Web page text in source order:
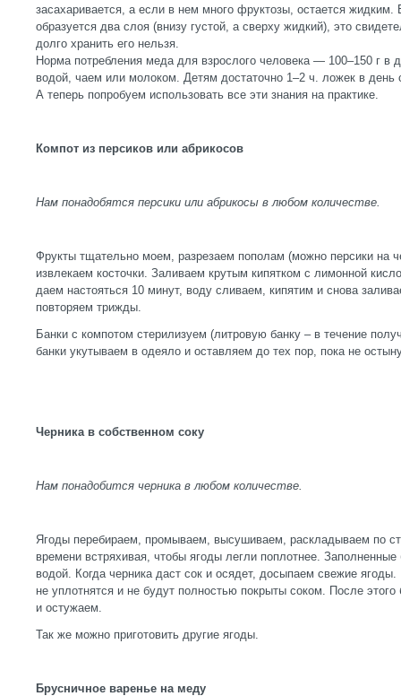
засахаривается, а если в нем много фруктозы, остается
образуется два слоя (внизу густой, а сверху жидкий), это
долго хранить его нельзя.
Норма потребления меда для взрослого человека — 100–150 г в
водой, чаем или молоком. Детям достаточно 1–2 ч. ложек в
А теперь попробуем использовать все эти знания на практике.
Компот из персиков или абрикосов
Нам понадобятся персики или абрикосы в любом количестве.
Фрукты тщательно моем, разрезаем пополам (можно персики на
извлекаем косточки. Заливаем крутым кипятком с лимонной
даем настояться 10 минут, воду сливаем, кипятим и снова
повторяем трижды.
Банки с компотом стерилизуем (литровую банку – в течение
банки укутываем в одеяло и оставляем до тех пор, пока не
Черника в собственном соку
Нам понадобится черника в любом количестве.
Ягоды перебираем, промываем, высушиваем, раскладываем по
времени встряхивая, чтобы ягоды легли поплотнее.
водой. Когда черника даст сок и осядет, досыпаем свежие
не уплотнятся и не будут полностью покрыты соком. После
и остужаем.
Так же можно приготовить другие ягоды.
Брусничное варенье на меду